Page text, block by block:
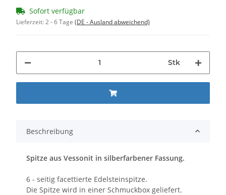
Sofort verfügbar
Lieferzeit:2 - 6 Tage (DE - Ausland abweichend)
Stk
Beschreibung
Spitze aus Vessonit in silberfarbener Fassung.
6 - seitig facettierte Edelsteinspitze.
Die Spitze wird in einer Schmuckbox geliefert.